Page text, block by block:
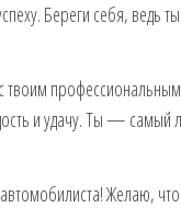
Береги себя, ведь
твоим
и удачу. Ты — самый
Желаю,